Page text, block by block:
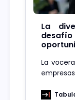
La
La
políticas